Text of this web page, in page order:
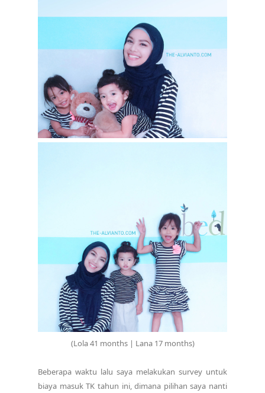
(Lola 41 months | Lana 17 months)
Beberapa waktu lalu saya melakukan survey untuk
biaya masuk TK tahun ini, dimana pilihan saya nanti